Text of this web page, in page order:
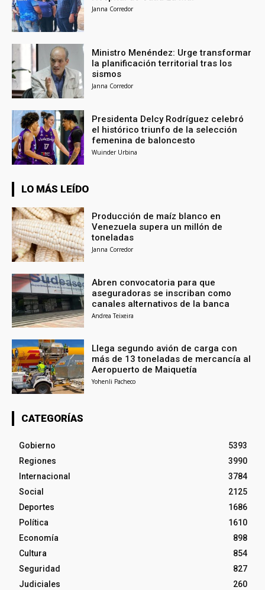
Janna Corredor
Ministro Menéndez: Urge transformar
la planificación territorial tras los
sismos
Janna Corredor
Presidenta Delcy Rodríguez celebró
el histórico triunfo de la selección
femenina de baloncesto
Wuinder Urbina
LO MÁS LEÍDO
Producción de maíz blanco en
Venezuela supera un millón de
toneladas
Janna Corredor
Abren convocatoria para que
aseguradoras se inscriban como
canales alternativos de la banca
Andrea Teixeira
Llega segundo avión de carga con
más de 13 toneladas de mercancía al
Aeropuerto de Maiquetía
Yohenli Pacheco
CATEGORÍAS
Gobierno
5393
Regiones
3990
Internacional
3784
Social
2125
Deportes
1686
Política
1610
Economía
898
Cultura
854
Seguridad
827
Judiciales
260